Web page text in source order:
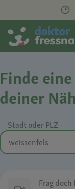
Finde
deiner
Stadt oder PLZ
Frag doch